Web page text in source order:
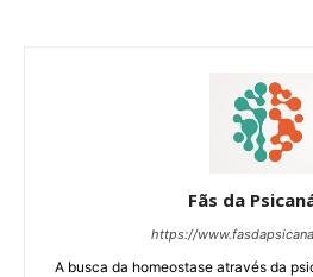
Fãs da
https://
A busca da homeostase através da